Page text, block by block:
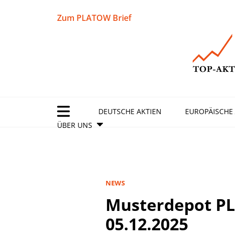
Zum PLATOW Brief
DEUTSCHE AKTIEN
ÜBER UNS
NEWS
Musterdepot
05.12.2025